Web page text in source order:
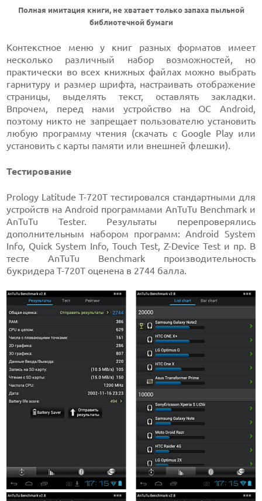
Полная имитация книги, не хватает только запаха пыльной
библиотечной бумаги
Контекстное меню у книг разных форматов имеет
несколько различный набор возможностей, но
практически во всех книжных файлах можно выбрать
гарнитуру и размер шрифта, настраивать отображение
страницы, выделять текст, оставлять закладки.
Впрочем, перед нами устройство на ОС Android,
поэтому никто не запрещает пользователю установить
любую программу чтения (скачать с Google Play или
установить с карты памяти или внешней флешки).
Тестирование
Prology Latitude T-720T тестировался стандартными для
устройств на Android программами AnTuTu Benchmark и
AnTuTu Tester. Результаты перепроверялись
дополнительным набором программ: Android System
Info, Quick System Info, Touch Test, Z-Device Test и пр. В
тесте AnTuTu Benchmark производительность
букридера T-720T оценена в 2744 балла.